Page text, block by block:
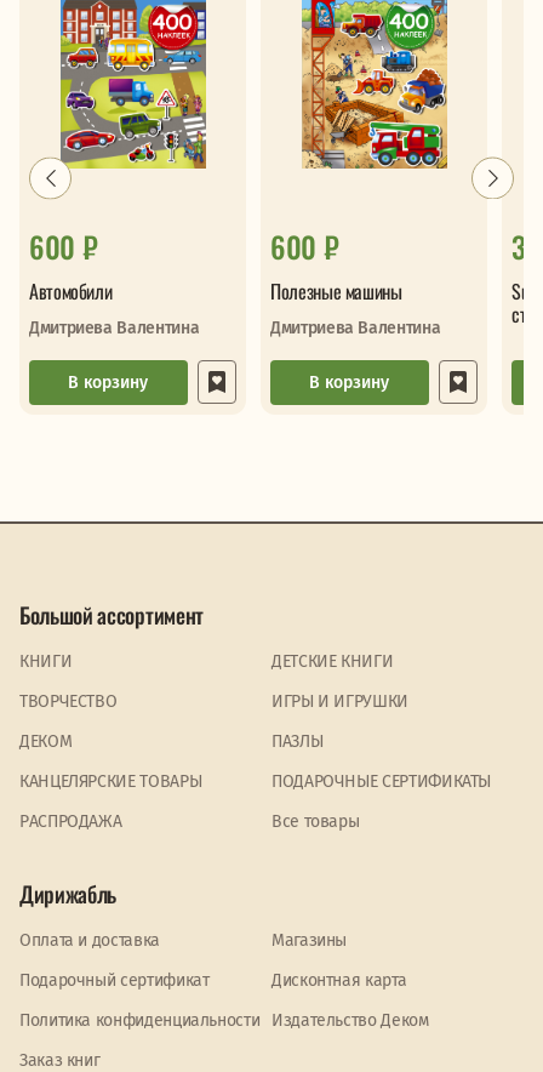
600 ₽
Автомобили
Дмитриева Валентина
В корзину
600 ₽
Полезные машины
Дмитриева Валентина
В корзину
Большой ассортимент
КНИГИ
ДЕТСКИЕ КНИГИ
ТВОРЧЕСТВО
ИГРЫ И ИГРУШКИ
ДЕКОМ
ПАЗЛЫ
КАНЦЕЛЯРСКИЕ ТОВАРЫ
ПОДАРОЧНЫЕ СЕРТИФИКАТЫ
PАСПРОДАЖА
Все товары
Дирижабль
Оплата и доставка
Магазины
Подарочный сертификат
Дисконтная карта
Политика конфиденциальности
Издательство Деком
Заказ книг